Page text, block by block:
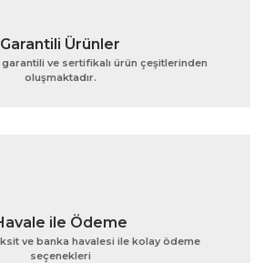
Gönder
Garantili Ürünler
ve sertifikalı ürün çeşitlerinden
oluşmaktadır.
ile Ödeme
ve banka havalesi ile kolay ödeme
seçenekleri